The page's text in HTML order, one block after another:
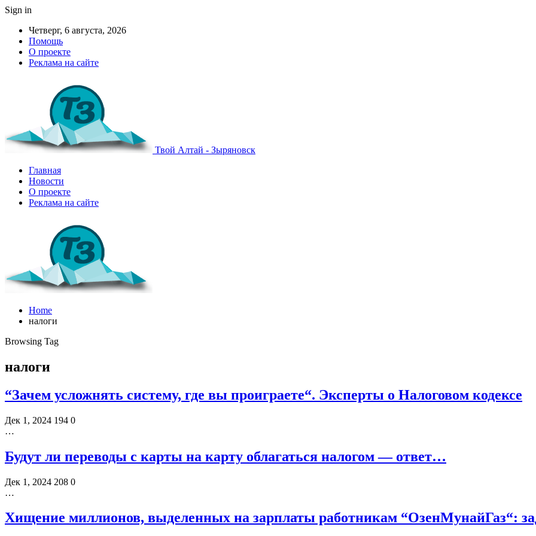
Sign in
Четверг, 6 августа, 2026
Помощь
О проекте
Реклама на сайте
Твой Алтай - Зыряновск
Главная
Новости
О проекте
Реклама на сайте
Home
налоги
Browsing Tag
налоги
“Зачем усложнять систему, где вы проиграете“. Эксперты о Налоговом кодексе
Дек 1, 2024 194 0
…
Будут ли переводы с карты на карту облагаться налогом — ответ…
Дек 1, 2024 208 0
…
Хищение миллионов, выделенных на зарплаты работникам “ОзенМунайГаз“: